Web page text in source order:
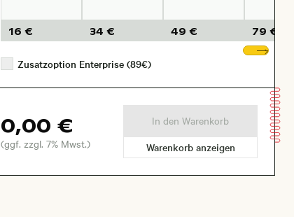
16 € 34 € 49 €
79 €
Zusatzoption Enterprise (89€)
0,00 €
(ggf. zzgl. 7% Mwst.)
In den Warenkorb
Warenkorb anzeigen